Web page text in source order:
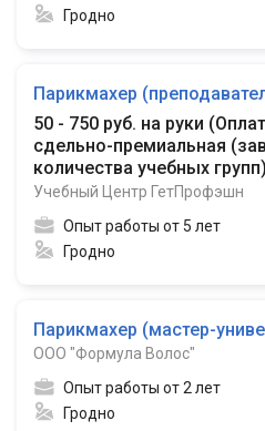
Гродно
Парикмахер
50 - 750 руб. на руки (
сдельно-премиальная
количества учебных групп)
Учебный Центр ГетПрофэшн
Опыт работы от 5 лет
Гродно
Парикмахер (мастер-
ООО "Формула Волос"
Опыт работы от 2 лет
Гродно